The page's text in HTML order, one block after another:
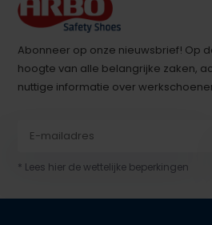
Abonneer op onze nieuwsbrief! Op
hoogte van alle belangrijke zaken,
nuttige informatie over
* Lees hier de wettelijke beperkingen